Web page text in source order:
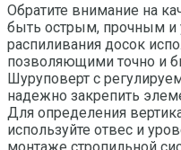
Обратите внимание на
быть острым, прочным и
распиливания досок
позволяющими точно и
Шуруповерт с
надежно закрепить
Для определения
используйте отвес и
монтаже стропильной